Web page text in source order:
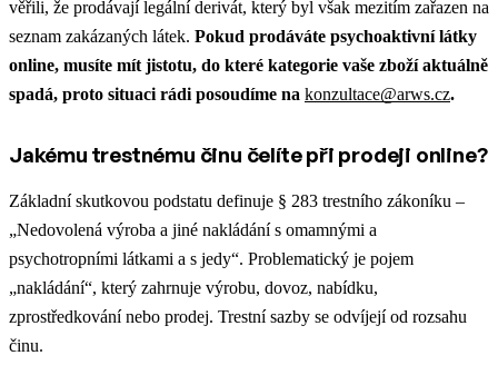
věřili, že prodávají legální derivát, který byl však mezitím zařazen na
seznam zakázaných látek. Pokud prodáváte psychoaktivní látky
online, musíte mít jistotu, do které kategorie vaše zboží aktuálně
spadá, proto situaci rádi posoudíme na konzultace@arws.cz.
Jakému trestnému činu čelíte při prodeji online?
Základní skutkovou podstatu definuje § 283 trestního zákoníku –
„Nedovolená výroba a jiné nakládání s omamnými a
psychotropními látkami a s jedy“. Problematický je pojem
„nakládání“, který zahrnuje výrobu, dovoz, nabídku,
zprostředkování nebo prodej. Trestní sazby se odvíjejí od rozsahu
činu.